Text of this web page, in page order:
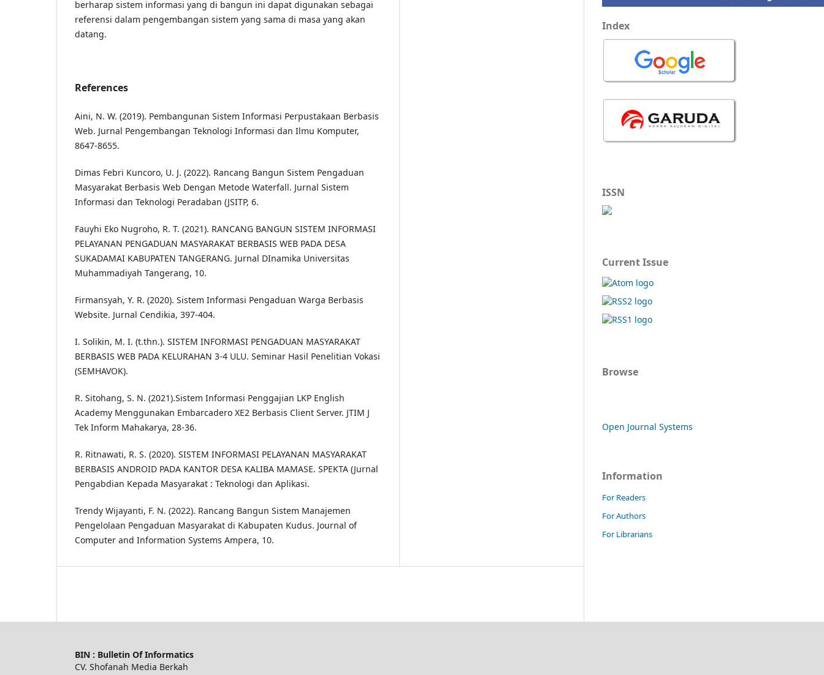
berharap sistem informasi yang di bangun ini dapat digunakan sebagai
referensi dalam pengembangan sistem yang sama di masa yang akan
datang.
References
Aini, N. W. (2019). Pembangunan Sistem Informasi Perpustakaan Berbasis
Web. Jurnal Pengembangan Teknologi Informasi dan Ilmu Komputer,
8647-8655.
Dimas Febri Kuncoro, U. J. (2022). Rancang Bangun Sistem Pengaduan
Masyarakat Berbasis Web Dengan Metode Waterfall. Jurnal Sistem
Informasi dan Teknologi Peradaban (JSITP, 6.
Fauyhi Eko Nugroho, R. T. (2021). RANCANG BANGUN SISTEM INFORMASI
PELAYANAN PENGADUAN MASYARAKAT BERBASIS WEB PADA DESA
SUKADAMAI KABUPATEN TANGERANG. Jurnal DInamika Universitas
Muhammadiyah Tangerang, 10.
Firmansyah, Y. R. (2020). Sistem Informasi Pengaduan Warga Berbasis
Website. Jurnal Cendikia, 397-404.
I. Solikin, M. I. (t.thn.). SISTEM INFORMASI PENGADUAN MASYARAKAT
BERBASIS WEB PADA KELURAHAN 3-4 ULU. Seminar Hasil Penelitian Vokasi
(SEMHAVOK).
R. Sitohang, S. N. (2021).Sistem Informasi Penggajian LKP English
Academy Menggunakan Embarcadero XE2 Berbasis Client Server. JTIM J
Tek Inform Mahakarya, 28-36.
R. Ritnawati, R. S. (2020). SISTEM INFORMASI PELAYANAN MASYARAKAT
BERBASIS ANDROID PADA KANTOR DESA KALIBA MAMASE. SPEKTA (Jurnal
Pengabdian Kepada Masyarakat : Teknologi dan Aplikasi.
Trendy Wijayanti, F. N. (2022). Rancang Bangun Sistem Manajemen
Pengelolaan Pengaduan Masyarakat di Kabupaten Kudus. Journal of
Computer and Information Systems Ampera, 10.
Index
ISSN
Current Issue
Browse
Open Journal Systems
Information
For Readers
For Authors
For Librarians
BIN : Bulletin Of Informatics
CV. Shofanah Media Berkah